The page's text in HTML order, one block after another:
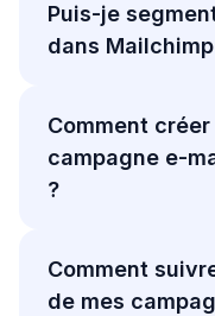
Puis-je
dans
Comment
campagne e-
?
Comment
de mes